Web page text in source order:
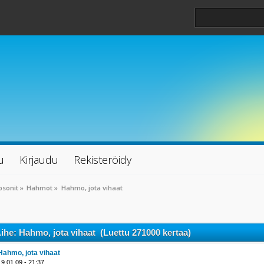
Kirjaudu Rekisteröidy
» Hahmot » Hahmo, jota vihaat
Hahmo, jota vihaat (Luettu 271000 kertaa)
jota vihaat
- 21:37